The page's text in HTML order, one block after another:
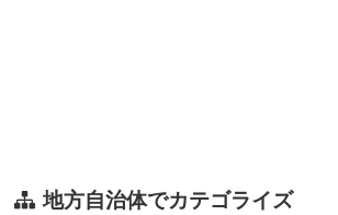
地方自治体でカテゴライズ